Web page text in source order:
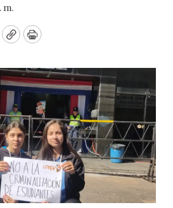
m.
CopyPrint